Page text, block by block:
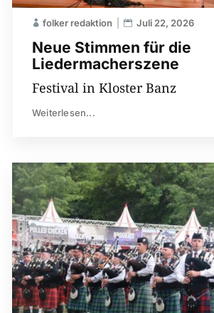
Neue Stimmen für die
Liedermacherszene
folker redaktion Juli 22, 2026
Festival in Kloster Banz
Weiterlesen...